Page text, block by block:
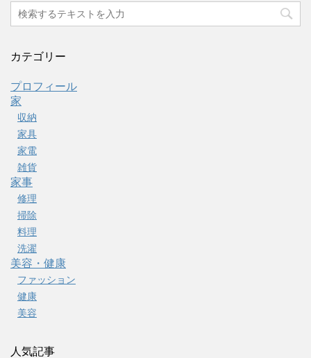
カテゴリー
プロフィール
家
収納
家具
家電
雑貨
家事
修理
掃除
料理
洗濯
美容・健康
ファッション
健康
美容
人気記事